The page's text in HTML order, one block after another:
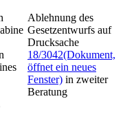
Ablehnung des
Gesetzentwurfs auf
Drucksache
18/3042(Dokument,
öffnet ein neues
Fenster) in zweiter
Beratung